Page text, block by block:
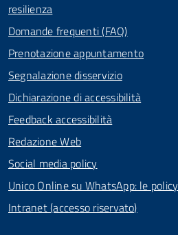
resilienza
Domande frequenti (FAQ)
Prenotazione appuntamento
Segnalazione disservizio
Dichiarazione di accessibilità
Feedback accessibilità
Redazione Web
Social media policy
Unico Online su WhatsApp: le policy
Intranet (accesso riservato)